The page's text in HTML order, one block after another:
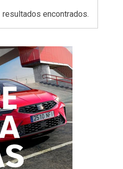
resultados encontrados.